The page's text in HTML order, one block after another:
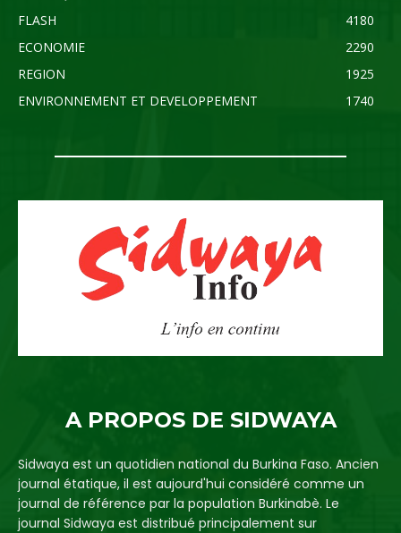
FLASH
4180
ECONOMIE
2290
REGION
1925
ENVIRONNEMENT ET DEVELOPPEMENT
1740
A PROPOS DE SIDWAYA
Sidwaya est un quotidien national du Burkina Faso. Ancien
journal étatique, il est aujourd'hui considéré comme un
journal de référence par la population Burkinabè. Le
journal Sidwaya est distribué principalement sur